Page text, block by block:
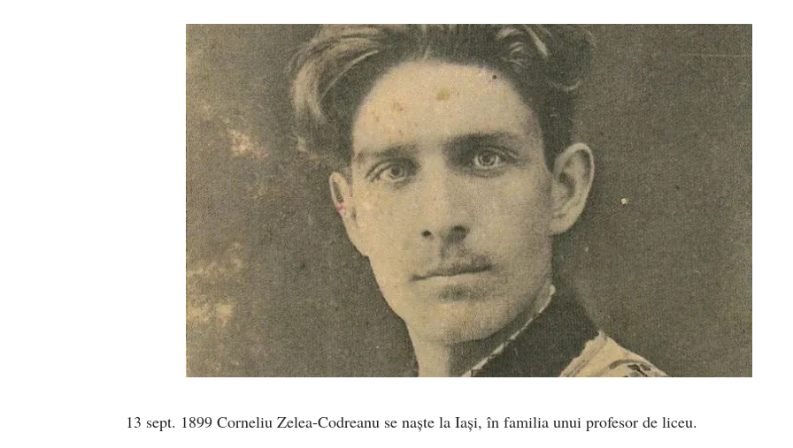
13 sept. 1899 Corneliu Zelea-Codreanu se naşte la Iaşi, în familia unui profesor de liceu.